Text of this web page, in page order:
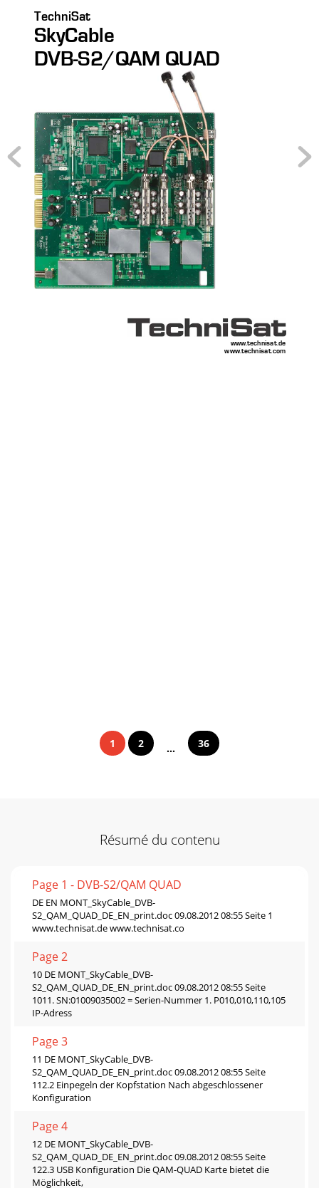
www.technisat.de
www.technisat.com
TechniSat
SkyCable
DVB-S2/QAM QUAD
1 2 ... 36
Résumé du contenu
Page 1 - DVB-S2/QAM QUAD
DE EN MONT_SkyCable_DVB-
S2_QAM_QUAD_DE_EN_print.doc 09.08.2012 08:55 Seite 1
www.technisat.de www.technisat.co
Page 2
10 DE MONT_SkyCable_DVB-
S2_QAM_QUAD_DE_EN_print.doc 09.08.2012 08:55 Seite
1011. SN:01009035002 = Serien-Nummer 1. P010,010,110,105
IP-Adress
Page 3
11 DE MONT_SkyCable_DVB-
S2_QAM_QUAD_DE_EN_print.doc 09.08.2012 08:55 Seite
112.2 Einpegeln der Kopfstation Nach abgeschlossener
Konfiguration
Page 4
12 DE MONT_SkyCable_DVB-
S2_QAM_QUAD_DE_EN_print.doc 09.08.2012 08:55 Seite
122.3 USB Konfiguration Die QAM-QUAD Karte bietet die
Möglichkeit,